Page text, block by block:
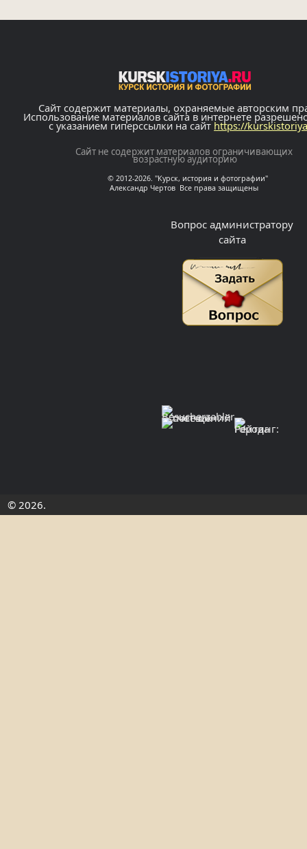
Сайт содержит материалы, охраняемые авторским
Использование материалов сайта в интернете
с указанием гиперссылки на сайт https://
Сайт не содержит материалов ограничивающих
возрастную аудиторию
© 2012-2026. "Курск, история и фотографии"
Александр Чертов Все права защищены
Вопрос администратору
сайта
© 2026.